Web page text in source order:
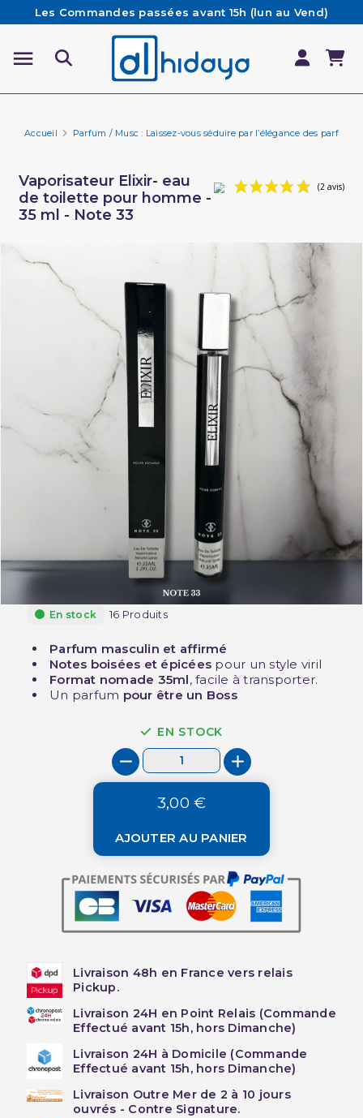
Les Commandes passées avant 15h (lun au Vend)
sont préparées et expédiées le jour même
Besoin d'aide ? Retrouvez notre FAQ
Livraison offerte à partir de 65€ d'achat*
Accueil Parfum / Musc : Laissez-vous séduire par l’élégance des parfums
Vaporisateur Elixir- eau
de toilette pour homme -
35 ml - Note 33
En stock 16 Produits
Parfum masculin et affirmé
Notes boisées et épicées pour un style viril
Format nomade 35ml, facile à transporter.
Un parfum pour être un Boss
EN STOCK
3,00 €
AJOUTER AU PANIER
Livraison 48h en France vers relais
Pickup.
Livraison 24H en Point Relais (Commande
Effectué avant 15h, hors Dimanche)
Livraison 24H à Domicile (Commande
Effectué avant 15h, hors Dimanche)
Livraison Outre Mer de 2 à 10 jours
ouvrés - Contre Signature.